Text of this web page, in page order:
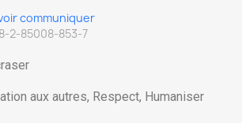
communiquer
2-85008-853-7
aux autres, Respect, Humaniser